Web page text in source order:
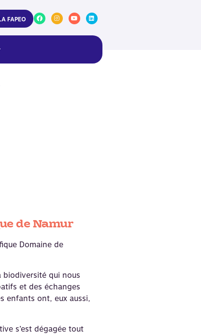
FAPEO
de Namur
Domaine de
biodiversité qui nous
et des échanges
enfants ont, eux aussi,
s’est dégagée tout